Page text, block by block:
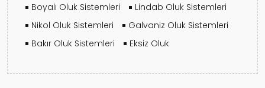
Boyalı Oluk Sistemleri
Lindab Oluk Sistemleri
Nikol Oluk Sistemleri
Galvaniz Oluk Sistemleri
Bakır Oluk Sistemleri
Eksiz Oluk